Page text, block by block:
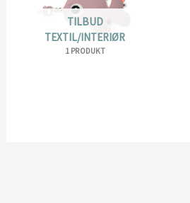
TILBUD
TEXTIL/INTERIØR
1 PRODUKT